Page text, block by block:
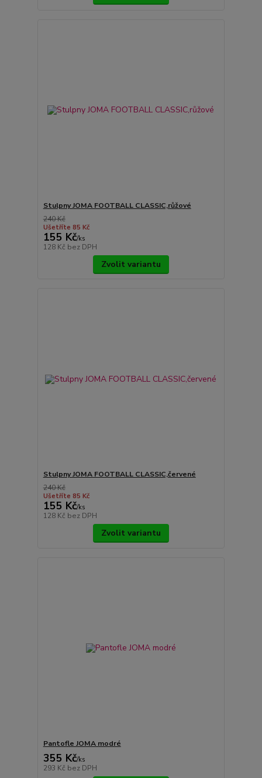
Stulpny JOMA FOOTBALL CLASSIC,růžové
240 Kč
Ušetříte 85 Kč
155 Kč/ks
128 Kč bez DPH
Zvolit variantu
Stulpny JOMA FOOTBALL CLASSIC,červené
240 Kč
Ušetříte 85 Kč
155 Kč/ks
128 Kč bez DPH
Zvolit variantu
Pantofle JOMA modré
355 Kč/ks
293 Kč bez DPH